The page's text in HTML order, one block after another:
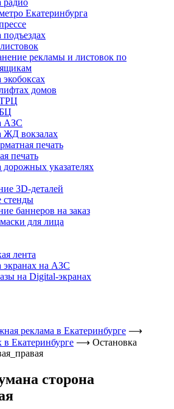
радио
Екатеринбурга
подъездах
рекламы и листовок по
домов
АЗС
ЖД вокзалах
печать
печать
дорожных указателях
3D-деталей
стенды
баннеров на заказ
для лица
лента
экранах на АЗС
на Digital-экранах
реклама в Екатеринбурге ⟶
в Екатеринбурге ⟶ Остановка
сторона